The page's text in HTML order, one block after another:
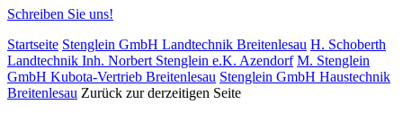
Schreiben Sie uns!
Startseite Stenglein GmbH Landtechnik Breitenlesau H. Schoberth
Land­tech­nik Inh. Norbert Stenglein e.K. Azendorf M. Stenglein
GmbH Kubota-Vertrieb Breitenlesau Stenglein GmbH Haustechnik
Breitenlesau Zurück zur derzeitigen Seite